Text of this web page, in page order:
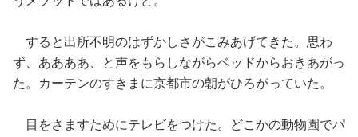
すると出所不明のはずかしさがこみあげてきた。思わ
ず、ああああ、と声をもらしながらベッドからおきあがっ
た。カーテンのすきまに京都市の朝がひろがっていた。
目をさますためにテレビをつけた。どこかの動物園でパ